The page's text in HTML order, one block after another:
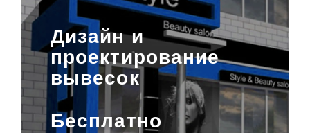
Дизайн и
проектирование
вывесок
Бесплатно